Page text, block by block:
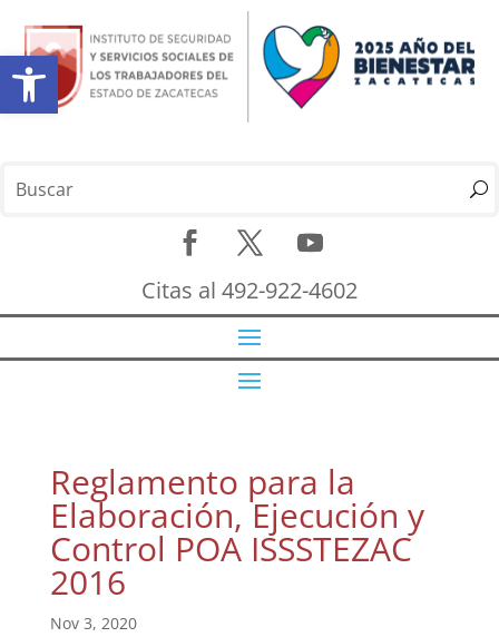
Abrir barra de herramientas
Citas al 492-922-4602
Reglamento para la
Elaboración, Ejecución y
Control POA ISSSTEZAC
2016
Nov 3, 2020